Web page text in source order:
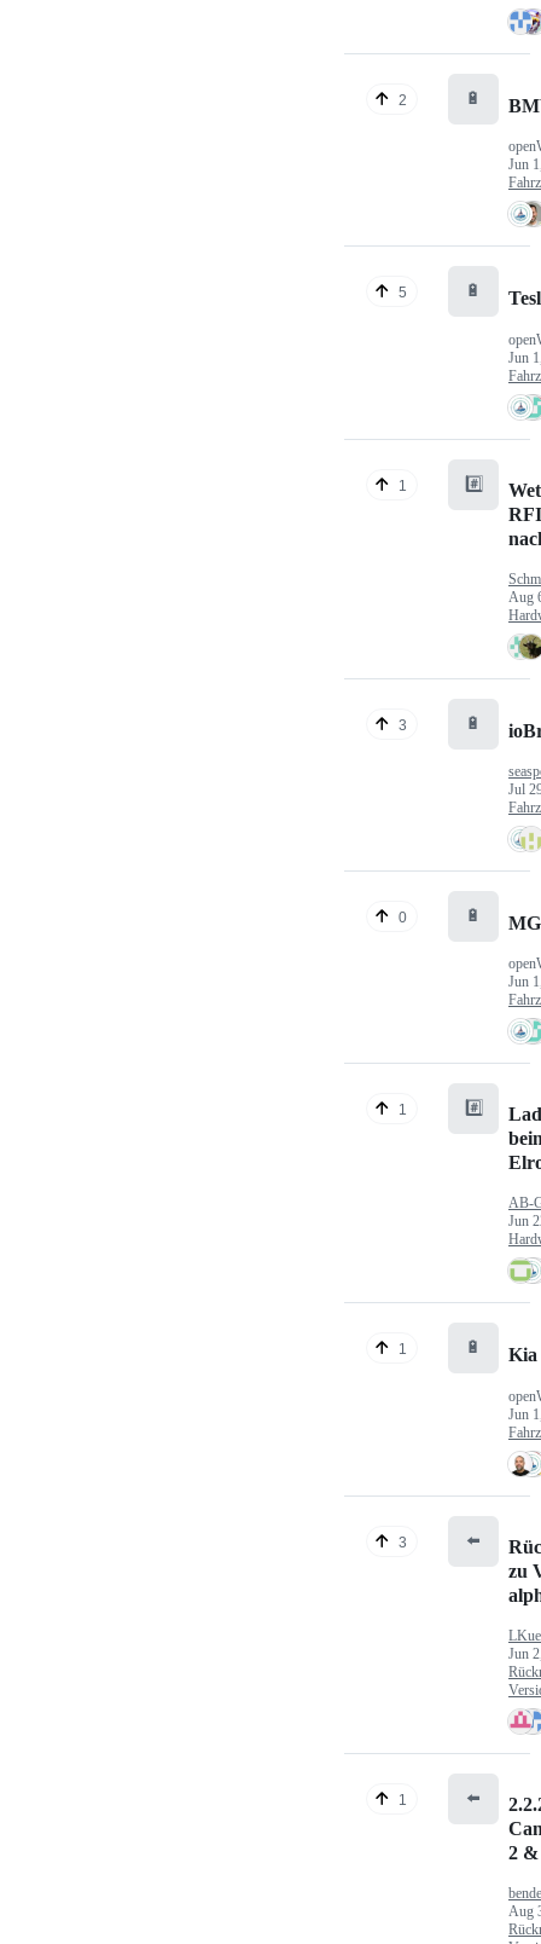
2 🔋
Jun
5 🔋
Jun
1 #️⃣
Aug
3 🔋
Jul
0 🔋
Jun
1 #️⃣
AB-
Jun
1 🔋 Kia
Jun
3 ⬅️
zu
Jun
1 ⬅️
2 &
Aug